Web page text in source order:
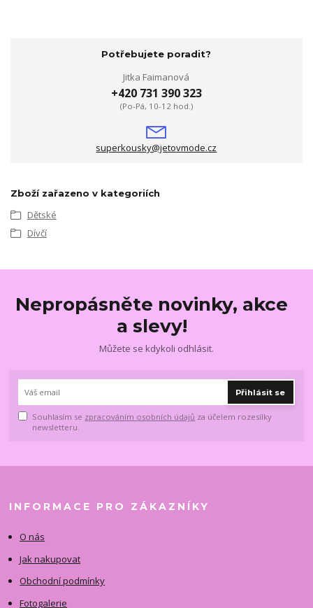
Potřebujete poradit?
Jitka Faimanová
+420 731 390 323
(Po-Pá, 10-12 hod.)
superkousky@jetovmode.cz
Zboží zařazeno v kategoriích
Dětské
Dívčí
Nepropásněte novinky, akce
a slevy!
Můžete se kdykoli odhlásit.
Přihlásit se
Souhlasím se zpracováním osobních údajů za účelem rozesílky
newsletteru.
INFORMACE PRO ZÁKAZNÍKY
O nás
Jak nakupovat
Obchodní podmínky
Fotogalerie